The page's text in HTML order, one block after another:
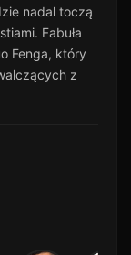
nadal toczą
Fabuła
Fenga, który
z